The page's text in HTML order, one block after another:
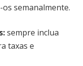
semanalmente.
sempre inclua
taxas e